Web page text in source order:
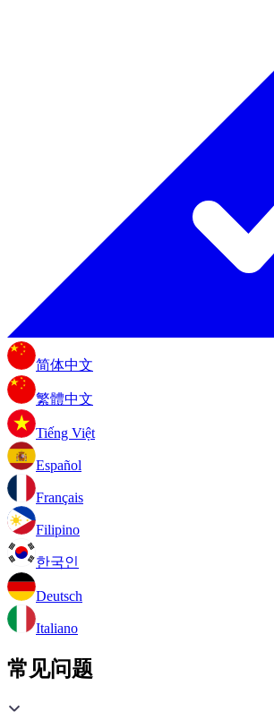
简体中文
繁體中文
Tiếng Việt
Español
Français
Filipino
한국인
Deutsch
Italiano
常见问题